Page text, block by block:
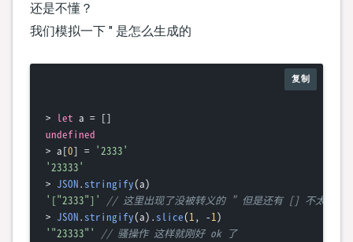
还是不懂？
我们模拟一下 " 是怎么生成的
复制
> let
undefined
> a[0] = '2333'
'23333'
> JSON. stringify
'["2333"]' // 这里出现了没被转义的 " 但是还有 [] 不太行
> JSON. stringify(a). slice(1, -1
'"23333"' // 骚操作 这样就刚好 ok 了